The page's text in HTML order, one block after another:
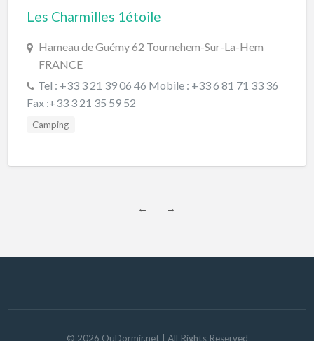
Les Charmilles 1étoile
Hameau de Guémy 62 Tournehem-Sur-La-Hem
FRANCE
Tel : +33 3 21 39 06 46 Mobile : +33 6 81 71 33 36
Fax :+33 3 21 35 59 52
Camping
← →
© 2026 OuDormir.net | All Rights Reserved